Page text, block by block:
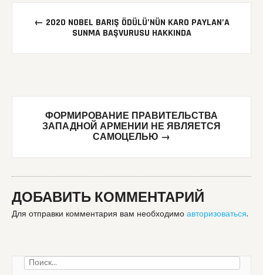
Post
navigation
← 2020 NOBEL BARIŞ ÖDÜLÜ’NÜN KARO PAYLAN’A
SUNMA BAŞVURUSU HAKKINDA
ФОРМИРОВАНИЕ ПРАВИТЕЛЬСТВА
ЗАПАДНОЙ АРМЕНИИ НЕ ЯВЛЯЕТСЯ
САМОЦЕЛЬЮ →
ДОБАВИТЬ КОММЕНТАРИЙ
Для отправки комментария вам необходимо авторизоваться.
Найти: